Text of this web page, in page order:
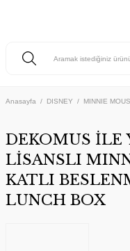
Anasayfa DISNEY MINNIE
DEKOMUS İLE
LİSANSLI
KATLI
LUNCH BOX